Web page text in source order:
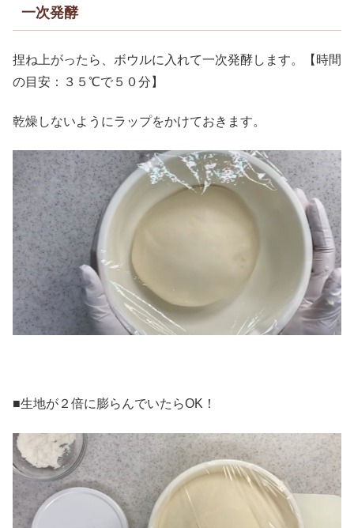
一次発酵
捏ね上がったら、ボウルに入れて一次発酵します。【時間
の目安：３５℃で５０分】
乾燥しないようにラップをかけておきます。
■生地が２倍に膨らんでいたらOK！